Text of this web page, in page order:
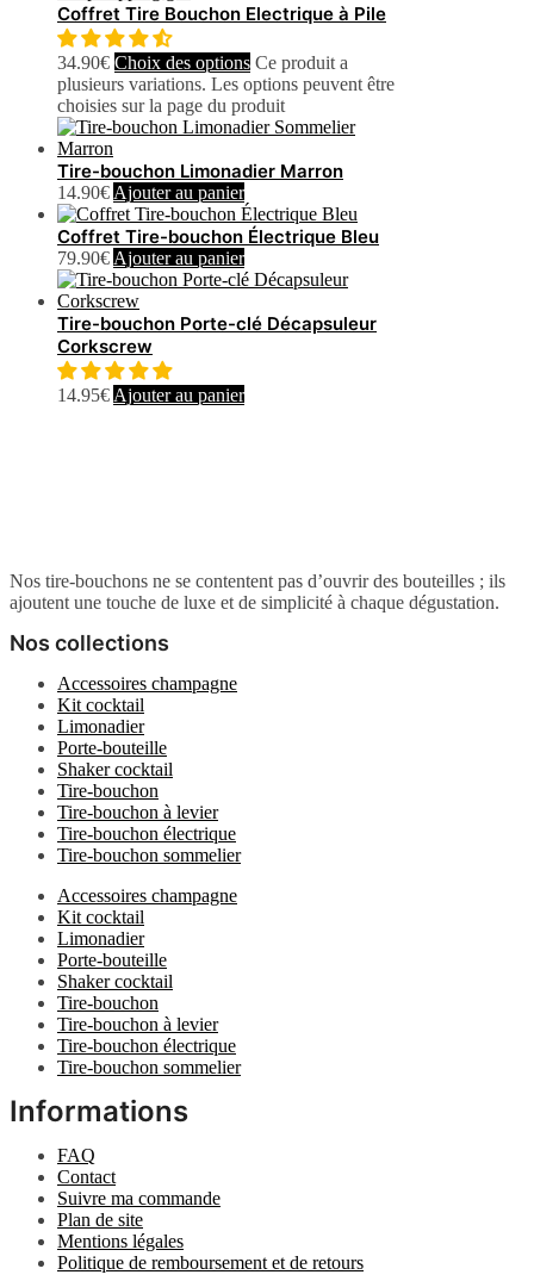
Coffret Tire Bouchon Electrique à Pile
34.90€ Choix des options Ce produit a
plusieurs variations. Les options peuvent être
choisies sur la page du produit
Tire-bouchon Limonadier Marron
14.90€ Ajouter au panier
Coffret Tire-bouchon Électrique Bleu
79.90€ Ajouter au panier
Tire-bouchon Porte-clé Décapsuleur
Corkscrew
14.95€ Ajouter au panier
Nos tire-bouchons ne se contentent pas d’ouvrir des bouteilles ; ils
ajoutent une touche de luxe et de simplicité à chaque dégustation.
Nos collections
Accessoires champagne
Kit cocktail
Limonadier
Porte-bouteille
Shaker cocktail
Tire-bouchon
Tire-bouchon à levier
Tire-bouchon électrique
Tire-bouchon sommelier
Accessoires champagne
Kit cocktail
Limonadier
Porte-bouteille
Shaker cocktail
Tire-bouchon
Tire-bouchon à levier
Tire-bouchon électrique
Tire-bouchon sommelier
Informations
FAQ
Contact
Suivre ma commande
Plan de site
Mentions légales
Politique de remboursement et de retours